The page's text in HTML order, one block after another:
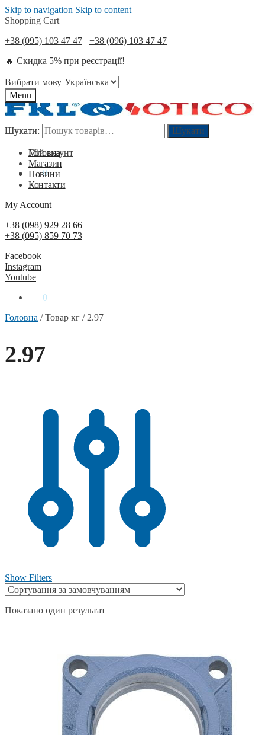
Skip to navigation Skip to content
Shopping Cart
+38 (095) 103 47 47
+38 (096) 103 47 47
🔥 Скидка 5% при реєстрації!
Вибрати мову
Menu
Шукати: Шукати
Мій акаунт
0₴ 0
Шукати: Шукати
Головна
Магазин
Новини
Контакти
My Account
+38 (098) 929 28 66
+38 (095) 859 70 73
Facebook
Instagram
Youtube
0
Головна /Товар кг / 2.97
2.97
Show Filters
Показано один результат